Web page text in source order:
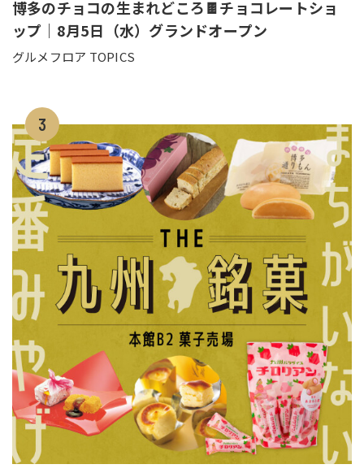
博多のチョコの生まれどころ🍫チョコレートショ
ップ｜8月5日（水）グランドオープン
グルメフロア TOPICS
3